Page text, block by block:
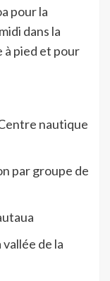
pour la
dans la
à pied et pour
nautique
par groupe de
de la